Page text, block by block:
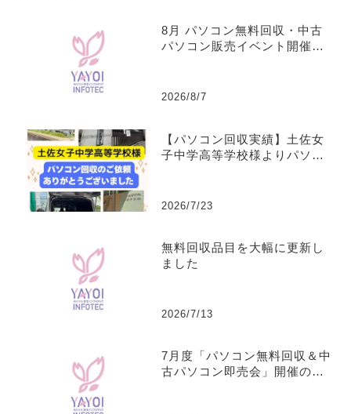
8月 パソコン無料回収・中古
パソコン販売イベント開催の
2026/8/7
【パソコン回収実績】土佐女
子中学高等学校様よりパソコ
2026/7/23
無料回収品目を大幅に更新し
ました
2026/7/13
7月度「パソコン無料回収＆中
古パソコン即売会」開催のお